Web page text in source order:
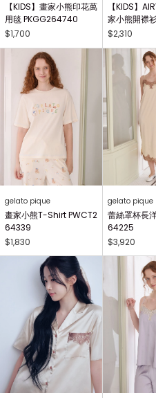
【KIDS】畫家小熊印花萬
用毯 PKGG264740
$1,700
【KIDS】
家小熊開襟
63
$2,310
gelato pique
畫家小熊T-Shirt PWCT2
64339
$1,830
gelato pique
蕾絲罩杯長
64225
$3,920